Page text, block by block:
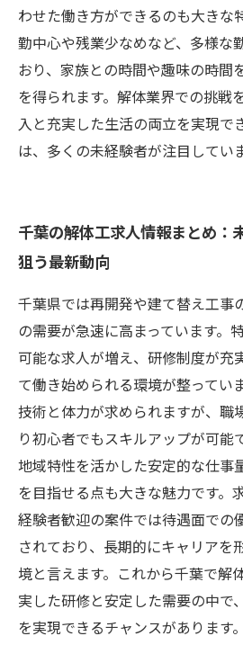
わせた働き方ができるのも大きな
勤中心や残業少なめなど、多様な
おり、家族との時間や趣味の時間
を得られます。解体業界での挑戦
入と充実した生活の両立を実現で
は、多くの未経験者が注目してい
千葉の解体工求人情報まとめ：
狙う最新動向
千葉県では再開発や建て替え工事
の需要が急速に高まっています。
可能な求人が増え、研修制度が充
て働き始められる環境が整ってい
技術と体力が求められますが、職
り初心者でもスキルアップが可能
地域特性を活かした安定的な仕事
を目指せる点も大きな魅力です。
経験者歓迎の案件では待遇面での
されており、長期的にキャリアを
境と言えます。これから千葉で解
実した研修と安定した需要の中で
を実現できるチャンスがあります。